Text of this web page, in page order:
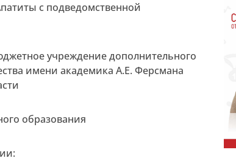
с подведомственной
учреждение дополнительного
имени академика А.Е. Ферсмана
образования